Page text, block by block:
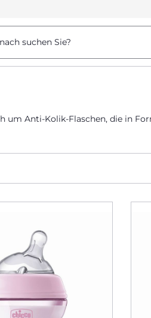
suchen Sie?
um Anti-Kolik-Flaschen, die in